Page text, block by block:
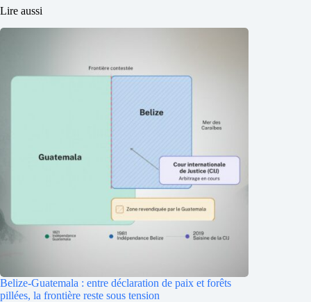
Lire aussi
Belize-Guatemala : entre déclaration de paix et forêts
pillées, la frontière reste sous tension